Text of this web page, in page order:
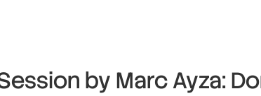
by Marc Ayza: